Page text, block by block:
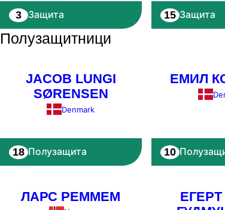
3 Защита 15 Защита
Полузащитници
JACOB LUNGI
SØRENSEN
Denmark
18 Полузащита
ЕМИЛ
10
ЛАРС РЕММЕМ